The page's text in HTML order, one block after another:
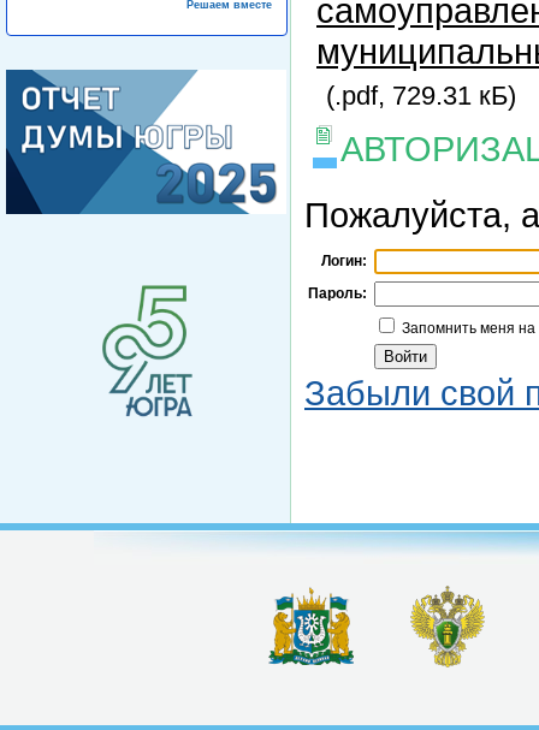
Решаем вместе
(.pdf, 729.31 кБ)
Пожалуйста,
Логин:
Пароль:
Запомнить меня
Забыли свой